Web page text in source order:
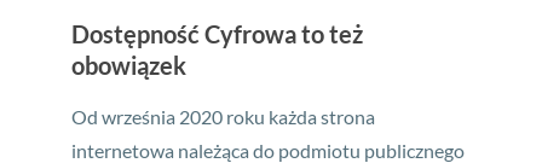
Dostępność Cyfrowa to też
obowiązek
Od września 2020 roku każda strona
internetowa należąca do podmiotu publicznego